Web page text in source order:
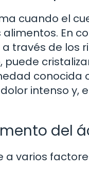
cuando el
En
través de los
puede
conocida
intenso y,
del
varios